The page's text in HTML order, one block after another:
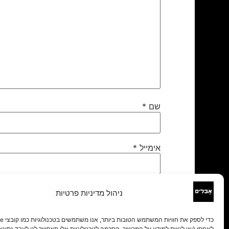
ניהול מדיניות פרטיות
שם *
אימייל *